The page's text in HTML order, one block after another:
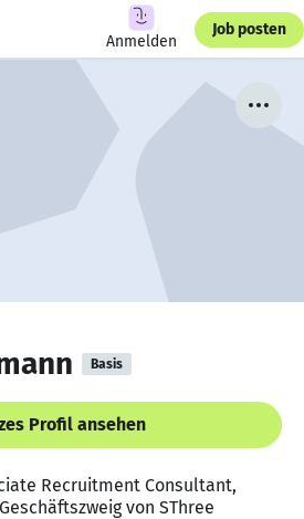
Anmelden
Job posten
Basis
Profil ansehen
Recruitment Consultant,
von SThree